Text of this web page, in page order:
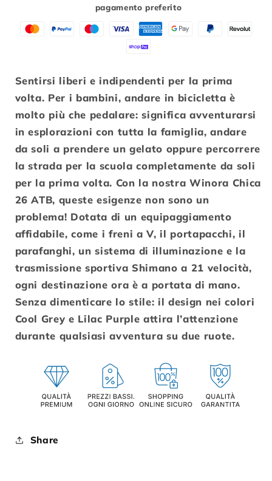
pagamento preferito
Sentirsi liberi e indipendenti per la prima
volta. Per i bambini, andare in bicicletta è
molto più che pedalare: significa avventurarsi
in esplorazioni con tutta la famiglia, andare
da soli a prendere un gelato oppure percorrere
la strada per la scuola completamente da soli
per la prima volta. Con la nostra Winora Chica
26 ATB, queste esigenze non sono un
problema! Dotata di un equipaggiamento
affidabile, come i freni a V, il portapacchi, il
parafanghi, un sistema di illuminazione e la
trasmissione sportiva Shimano a 21 velocità,
ogni destinazione ora è a portata di mano.
Senza dimenticare lo stile: il design nei colori
Cool Grey e Lilac Purple attira l’attenzione
durante qualsiasi avventura su due ruote.
Share